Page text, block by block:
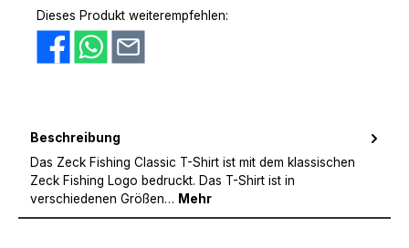
Dieses Produkt weiterempfehlen:
Beschreibung
Das Zeck Fishing Classic T-Shirt ist mit dem klassischen
Zeck Fishing Logo bedruckt. Das T-Shirt ist in
verschiedenen Größen… Mehr